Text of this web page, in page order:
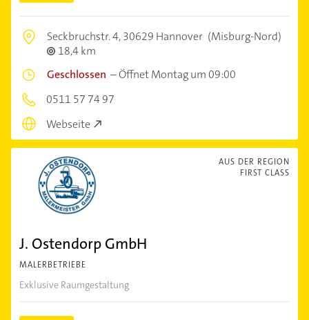
Seckbruchstr. 4,30629 Hannover (Misburg-Nord)
18,4 km
Geschlossen –Öffnet Montag um 09:00
0511 57 74 97
Webseite
AUS DER REGION
FIRST CLASS
J. Ostendorp GmbH
MALERBETRIEBE
Exklusive Raumgestaltung